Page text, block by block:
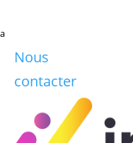
a
Nous
contacter